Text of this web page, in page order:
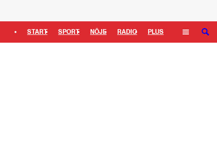
START SPORT NÖJE RADIO PLUS SÖK